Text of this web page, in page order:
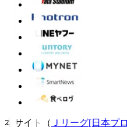
本サイト（ Ｊリーグ[日本プ